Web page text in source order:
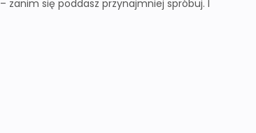
zanim się poddasz przynajmniej spróbuj. I